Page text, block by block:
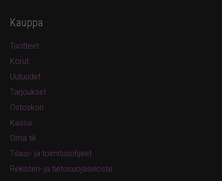
Kauppa
Tuotteet
Korut
Uutuudet
Tarjoukset
Ostoskori
Kassa
Oma tili
Tilaus- ja toimitusohjeet
Rekisteri- ja tietosuojaseloste